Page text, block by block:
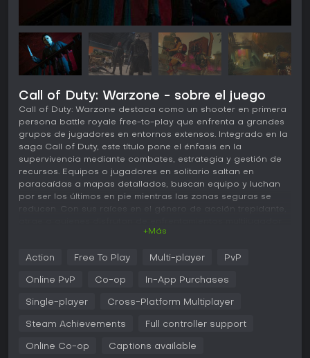
Call of Duty: Warzone - sobre el juego
Call of Duty: Warzone destaca como un shooter en primera
persona battle royale free-to-play que enfrenta a grandes
grupos de jugadores en entornos extensos. Integrado en la
saga Call of Duty, este título pone el énfasis en la
supervivencia mediante combates, estrategia y gestión de
recursos. Equipos o jugadores en solitario saltan en
paracaídas a mapas detallados, buscan equipo y luchan
por ser los últimos en pie mientras las zonas seguras se
reducen. Con sus raíces en el género de acción trepidante,
en escenarios de alto riesgo.
Jugabilidad
En Call of Duty: Warzone, la experiencia gira en torno a
precisión y los reflejos rápidos marcan la diferencia. Los
recogen armas, armaduras y equipo de cajas de
como eliminar objetivos concretos o asegurar zonas,
+Más
Action Free To Play Multi-player PvP
Online PvP Co-op In-App Purchases
Single-player Cross-Platform Multiplayer
Steam Achievements Full controller support
Online Co-op Captions available